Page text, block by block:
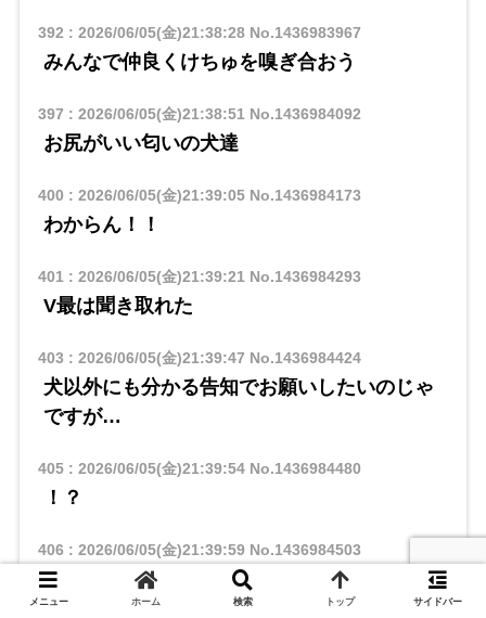
392 : 2026/06/05(金)21:38:28No.1436983967
みんなで仲良くけちゅを嗅ぎ合おう
397 : 2026/06/05(金)21:38:51 No.1436984092
お尻がいい匂いの犬達
400 : 2026/06/05(金)21:39:05No.1436984173
わからん！！
401 : 2026/06/05(金)21:39:21 No.1436984293
V最は聞き取れた
403 : 2026/06/05(金)21:39:47 No.1436984424
犬以外にも分かる告知でお願いしたいのじゃ
ですが…
405: 2026/06/05(金)21:39:54No.1436984480
！？
406 : 2026/06/05(金)21:39:59No.1436984503
鳴き声ガブガブなガブさん
メニュー ホーム 検索 トップ サイドバー